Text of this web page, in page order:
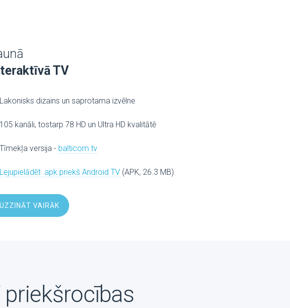
TV
Lakonisks dizains un saprotama izvēlne
105 kanāli, tostarp 78 HD un Ultra HD kvalitātē
Tīmekļa versija - balticom.tv
Lejupielādēt .apk priekš Android TV (APK, 26.3 MB)
UZZINĀT VAIRĀK